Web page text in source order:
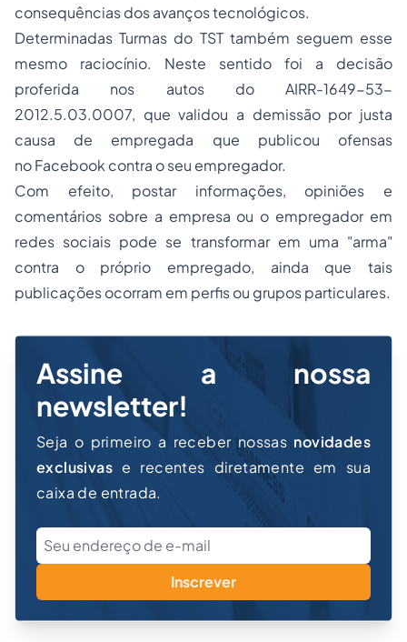
consequências dos avanços tecnológicos.
Determinadas Turmas do TST também seguem esse
mesmo raciocínio. Neste sentido foi a decisão
proferida nos autos do AIRR-1649-53-
2012.5.03.0007, que validou a demissão por justa
causa de empregada que publicou ofensas
no Facebook contra o seu empregador.
Com efeito, postar informações, opiniões e
comentários sobre a empresa ou o empregador em
redes sociais pode se transformar em uma "arma"
contra o próprio empregado, ainda que tais
publicações ocorram em perfis ou grupos particulares.
Assine a nossa
newsletter!
Seja o primeiro a receber nossas novidades
exclusivas e recentes diretamente em sua
caixa de entrada.
Inscrever